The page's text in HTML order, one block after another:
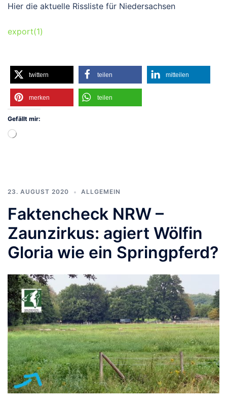
Hier die aktuelle Rissliste für Niedersachsen
export(1)
twittern teilen mitteilen
merken teilen
Gefällt mir:
Wird
23. AUGUST 2020 ALLGEMEIN
Faktencheck NRW –
Zaunzirkus: agiert Wölfin
Gloria wie ein Springpferd?